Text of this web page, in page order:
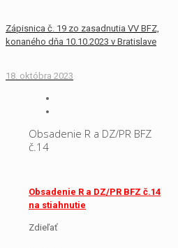
Zápisnica č. 19 zo zasadnutia VV BFZ,
konaného dňa 10.10.2023 v Bratislave
18. októbra 2023
Obsadenie R a DZ/PR BFZ
č.14
Obsadenie R a DZ/PR BFZ č.14
na stiahnutie
Zdieľať